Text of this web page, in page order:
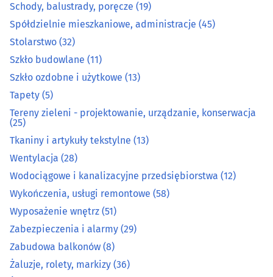
Meble dziecięce i młodzieżowe (11)
Meble kuchenne
Meble na wymiar(54)
Obrazy, ramy(6)
Ogrodnicze artykuły i sprzęt (37)
Ogrzewanie i techniki grzewcze (33)
Opał
Osuszanie i odgrzybianie budynków
Oświetlenie(18)
Schody, balustrady, poręcze (19)
Spółdzielnie mieszkaniowe, administracje (45)
Stolarstwo (32)
Szkło budowlane (11)
Szkło ozdobne i użytkowe (13)
Tapety (5)
Tereny zieleni - projektowanie, urządzanie, konserwacja
(25)
Tkaniny i artykuły tekstylne (13)
Wentylacja (28)
Wodociągowe i kanalizacyjne przedsiębiorstwa (12)
Wykończenia, usługi remontowe (58)
Wyposażenie wnętrz (51)
Zabezpieczenia i alarmy (29)
Zabudowa balkonów (8)
Żaluzje, rolety, markizy (36)